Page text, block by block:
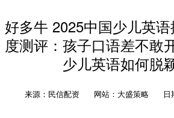
好多牛 2025中国少儿英
度测评：孩子口语差不敢
少儿英语如何脱
来源：民信配资 网站：大盛策略
日